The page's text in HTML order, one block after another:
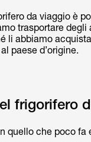
da viaggio è
trasportare degli
li abbiamo
paese d’origine.
frigorifero
quello che poco fa